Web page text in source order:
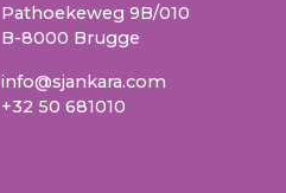
Pathoekeweg 9B/010
B-8000 Brugge
info@sjankara.com
+32 50 681010